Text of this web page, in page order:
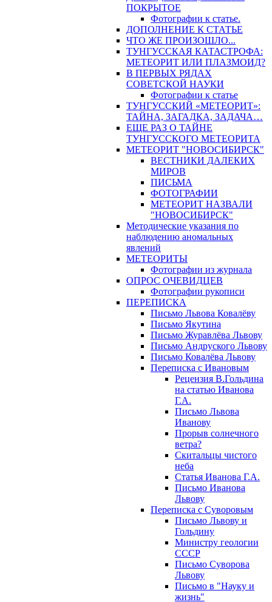
ПОКРЫТОЕ
Фотографии к статье.
ДОПОЛНЕНИЕ К СТАТЬЕ
ЧТО ЖЕ ПРОИЗОШЛО...
ТУНГУССКАЯ КАТАСТРОФА:
МЕТЕОРИТ ИЛИ ПЛАЗМОИД?
В ПЕРВЫХ РЯДАХ
СОВЕТСКОЙ НАУКИ
Фотографии к статье
ТУНГУССКИЙ «МЕТЕОРИТ»:
ТАЙНА, ЗАГАДКА, ЗАДАЧА…
ЕЩЕ РАЗ О ТАЙНЕ
ТУНГУССКОГО МЕТЕОРИТА
МЕТЕОРИТ "НОВОСИБИРСК"
ВЕСТНИКИ ДАЛЕКИХ
МИРОВ
ПИСЬМА
ФОТОГРАФИИ
МЕТЕОРИТ НАЗВАЛИ
"НОВОСИБИРСК"
Методические указания по
наблюдению аномальных
явлений
МЕТЕОРИТЫ
Фотографии из журнала
ОПРОС ОЧЕВИДЦЕВ
Фотографии рукописи
ПЕРЕПИСКА
Письмо Львова Ковалёву
Письмо Якутина
Письмо Журавлёва Львову
Письмо Андруского Львову
Письмо Ковалёва Львову
Переписка с Ивановым
Рецензия В.Гольдина
на статью Иванова
Г.А.
Письмо Львова
Иванову
Прорыв солнечного
ветра?
Скитальцы чистого
неба
Статья Иванова Г.А.
Письмо Иванова
Львову
Переписка с Суворовым
Письмо Львову и
Гольдину
Министру геологии
СССР
Письмо Суворова
Львову
Письмо в "Науку и
жизнь"